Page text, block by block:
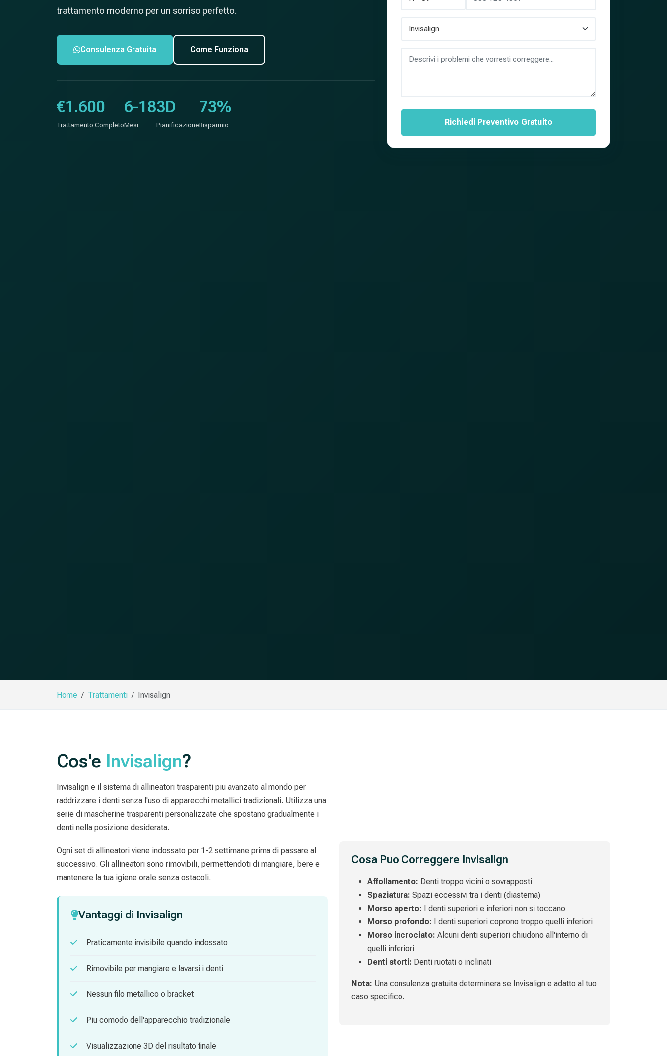
trattamento moderno per un sorriso perfetto.
Consulenza Gratuita Come Funziona
€1.600
Trattamento Completo
6-18
Mesi
3D
Pianificazione
73%
Risparmio Richiedi Preventivo Gratuito
Home Trattamenti Invisalign
Cos'e Invisalign?
Invisalign e il sistema di allineatori trasparenti piu avanzato al mondo per
raddrizzare i denti senza l'uso di apparecchi metallici tradizionali. Utilizza una
serie di mascherine trasparenti personalizzate che spostano gradualmente i
denti nella posizione desiderata.
Ogni set di allineatori viene indossato per 1-2 settimane prima di passare al
successivo. Gli allineatori sono rimovibili, permettendoti di mangiare, bere e
mantenere la tua igiene orale senza ostacoli.
Vantaggi di Invisalign
Praticamente invisibile quando indossato
Rimovibile per mangiare e lavarsi i denti
Nessun filo metallico o bracket
Piu comodo dell'apparecchio tradizionale
Visualizzazione 3D del risultato finale
Cosa Puo Correggere Invisalign
Affollamento: Denti troppo vicini o sovrapposti
Spaziatura: Spazi eccessivi tra i denti (diastema)
Morso aperto: I denti superiori e inferiori non si toccano
Morso profondo: I denti superiori coprono troppo quelli inferiori
Morso incrociato: Alcuni denti superiori chiudono all'interno di
quelli inferiori
Denti storti: Denti ruotati o inclinati
Nota: Una consulenza gratuita determinera se Invisalign e adatto al tuo
caso specifico.